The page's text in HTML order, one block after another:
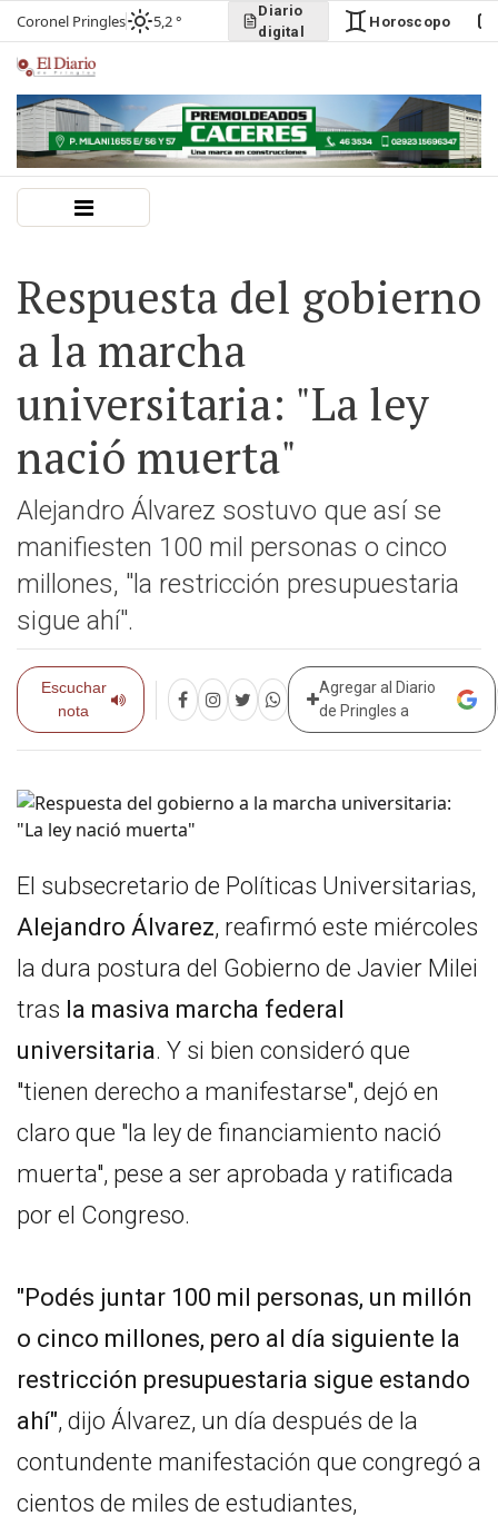
Coronel Pringles 5,2 °
Diario
digital
Horoscopo
Respuesta del gobierno
a la marcha
universitaria: "La ley
nació muerta"
Alejandro Álvarez sostuvo que así se
manifiesten 100 mil personas o cinco
millones, "la restricción presupuestaria
sigue ahí".
Escuchar
nota
Agregar al Diario
de Pringles a
El subsecretario de Políticas Universitarias,
Alejandro Álvarez, reafirmó este miércoles
la dura postura del Gobierno de Javier Milei
tras la masiva marcha federal
universitaria. Y si bien consideró que
"tienen derecho a manifestarse", dejó en
claro que "la ley de financiamiento nació
muerta", pese a ser aprobada y ratificada
por el Congreso.
"Podés juntar 100 mil personas, un millón
o cinco millones, pero al día siguiente la
restricción presupuestaria sigue estando
ahí", dijo Álvarez, un día después de la
contundente manifestación que congregó a
cientos de miles de estudiantes,